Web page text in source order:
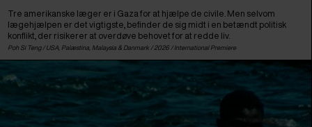
Tre amerikanske læger er i Gaza for at hjælpe de civile. Men selvom
lægehjælpen er det vigtigste, befinder de sig midt i en betændt politisk
konflikt, der risikerer at overdøve behovet for at redde liv.
Poh Si Teng / USA Palæstina Malaysia & Danmark / 2026 / International Premiere